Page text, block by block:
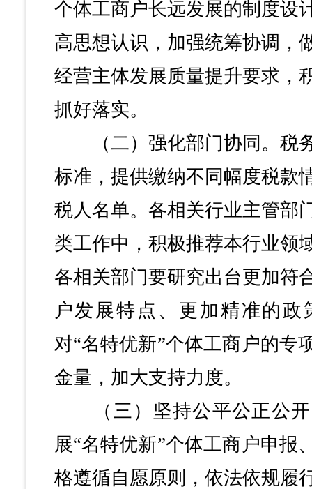
个体工商户长远发展的制度设
高思想认识，加强统筹协调，
经营主体发展质量提升要求，
抓好落实。
（二）强化部门协同。税
标准，提供缴纳不同幅度税款
税人名单。各相关行业主管部
类工作中，积极推荐本行业领
各相关部门要研究出台更加符
户发展特点、更加精准的政
对“名特优新”个体工商户的专
金量，加大支持力度。
（三）坚持公平公正公开
展“名特优新”个体工商户申报
格遵循自愿原则，依法依规履